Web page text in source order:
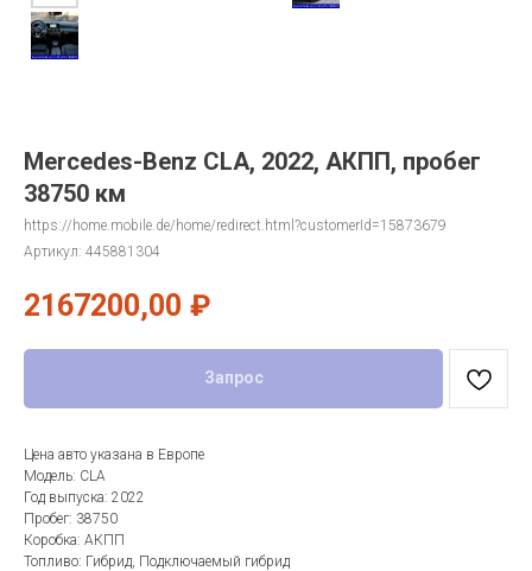
Mercedes-Benz CLA, 2022, АКПП, пробег
38750 км
https://home.mobile.de/home/redirect.html?customerId=15873679
Артикул: 445881304
2167200,00 ₽
Запрос
Цена авто указана в Европе
Модель: CLA
Год выпуска: 2022
Пробег: 38750
Коробка: АКПП
Топливо: Гибрид, Подключаемый гибрид